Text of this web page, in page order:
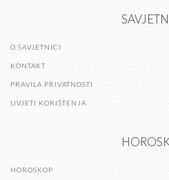
O SAVJETNICI
KONTAKT
PRAVILA PRIVATNOSTI
UVJETI KORIŠTENJA
HOROSKOP